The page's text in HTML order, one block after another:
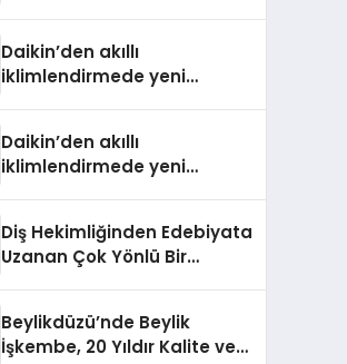
Daikin’den akıllı
iklimlendirmede yeni
Daikin’den akıllı
iklimlendirmede yeni
Diş Hekimliğinden Edebiyata
Uzanan Çok Yönlü Bir
Beylikdüzü’nde Beylik
İşkembe, 20 Yıldır Kalite ve